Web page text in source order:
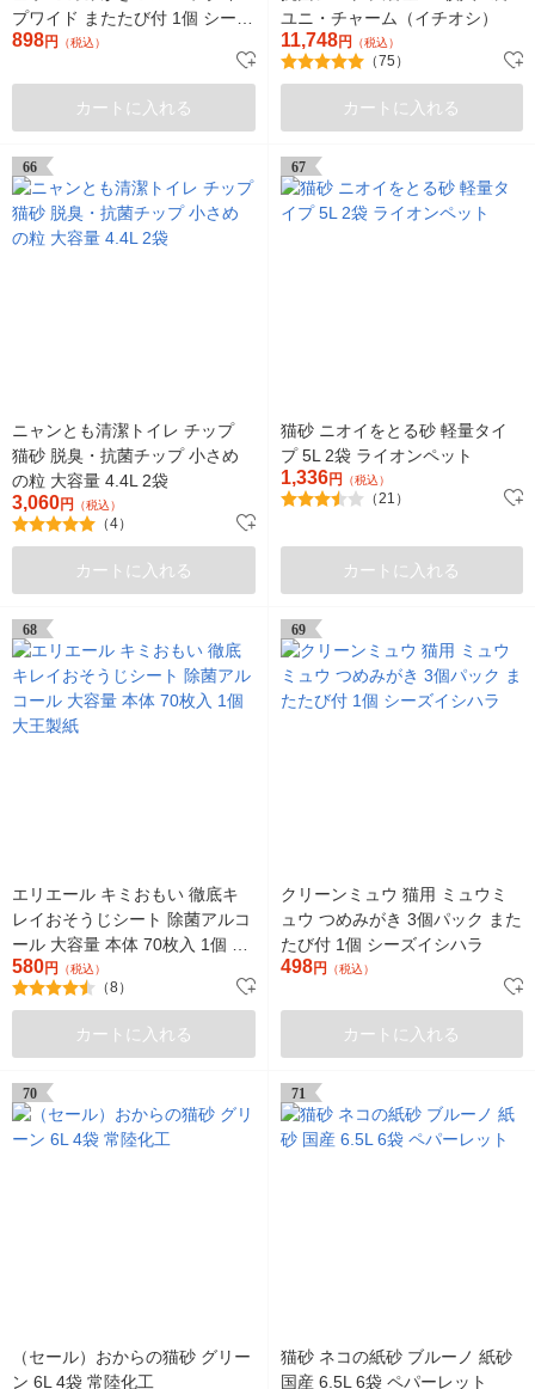
プワイド またたび付 1個 シーズ
イシハラ
898円 （税込）
カートに入れる
ユニ・チャーム（イチオシ）
11,748円 （税込）
（75）
カートに入れる
66
ニャンとも清潔トイレ チップ
猫砂 脱臭・抗菌チップ 小さめ
の粒 大容量 4.4L 2袋
3,060円 （税込）
（4）
カートに入れる
67
猫砂 ニオイをとる砂 軽量タイ
プ 5L 2袋 ライオンペット
1,336円 （税込）
（21）
カートに入れる
68
エリエール キミおもい 徹底キ
レイおそうじシート 除菌アルコ
ール 大容量 本体 70枚入 1個 大
王製紙
580円 （税込）
（8）
カートに入れる
69
クリーンミュウ 猫用 ミュウミ
ュウ つめみがき 3個パック また
たび付 1個 シーズイシハラ
498円 （税込）
カートに入れる
70
（セール）おからの猫砂 グリー
ン 6L 4袋 常陸化工
71
猫砂 ネコの紙砂 ブルーノ 紙砂
国産 6.5L 6袋 ペパーレット